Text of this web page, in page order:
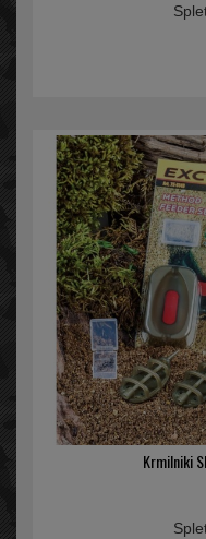
Krmilniki